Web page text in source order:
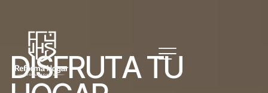
DISFRUTATU